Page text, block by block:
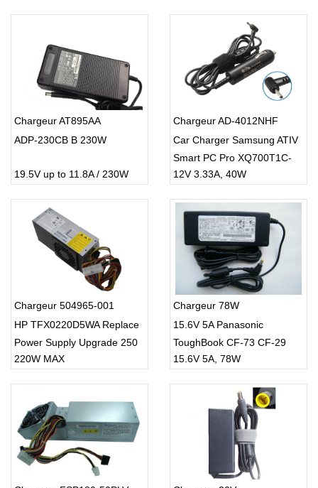
Chargeur AT895AA
ADP-230CB B 230W
19.5V up to 11.8A / 230W
Chargeur AD-4012NHF
Car Charger Samsung ATIV
Smart PC Pro XQ700T1C-
A54 Tablet
12V 3.33A, 40W
Chargeur 504965-001
HP TFX0220D5WA Replace
Power Supply Upgrade 250
Watt 250W 504966-001
220W MAX
Chargeur 78W
15.6V 5A Panasonic
ToughBook CF-73 CF-29
CF-30
15.6V 5A, 78W